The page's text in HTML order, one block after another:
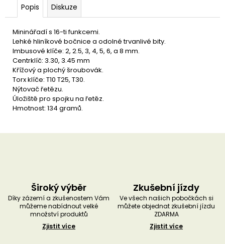
Popis Diskuze
Mininářadí s 16-ti funkcemi.
Lehké hliníkové bočnice a odolné trvanlivé bity.
Imbusové klíče: 2, 2.5, 3, 4, 5, 6, a 8 mm.
Centrklíč: 3.30, 3.45 mm
Křížový a plochý šroubovák.
Torx klíče: T10 T25, T30.
Nýtovač řetězu.
Úložiště pro spojku na řetěz.
Hmotnost: 134 gramů.
Široký výběr
Díky zázemí a zkušenostem Vám
můžeme nabídnout velké
množství produktů
Zjistit více
Zkušební jízdy
Ve všech našich pobočkách si
můžete objednat zkušební jízdu
ZDARMA
Zjistit více
č
u
e
m
e